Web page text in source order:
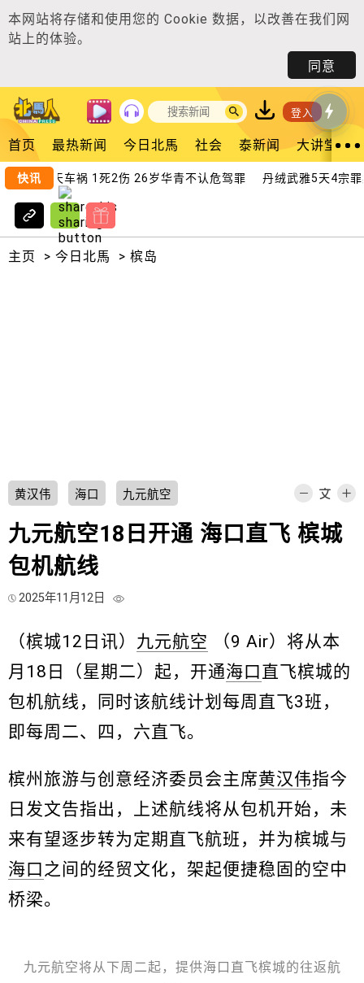
本网站将存储和使用您的 Cookie 数据，以改善在我们网
站上的体验。
同意
登入
首页 最热新闻 今日北馬 社会 泰新闻 大讲堂
快讯
连2天车祸 1死2伤 26岁华青不认危驾罪 丹绒武雅5天4宗罪
主页 > 今日北馬 > 槟岛
黄汉伟 海口 九元航空
九元航空18日开通 海口直飞 槟城
包机航线
2025年11月12日
（槟城12日讯） 九元航空 （9 Air）将从本
月18日（星期二）起，开通海口直飞槟城的
包机航线，同时该航线计划每周直飞3班，
即每周二、四，六直飞。
槟州旅游与创意经济委员会主席黄汉伟指今
日发文告指出，上述航线将从包机开始，未
来有望逐步转为定期直飞航班，并为槟城与
海口 之间的经贸文化，架起便捷稳固的空中
桥梁。
九元航空将从下周二起，提供海口直飞槟城的往返航